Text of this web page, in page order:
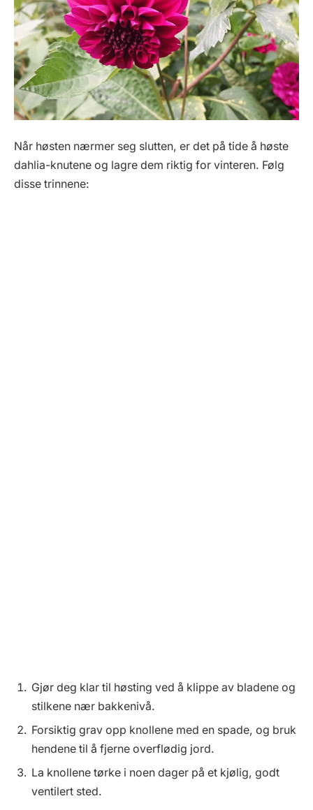
Når høsten nærmer seg slutten, er det på tide å høste
dahlia-knutene og lagre dem riktig for vinteren. Følg
disse trinnene:
Gjør deg klar til høsting ved å klippe av bladene og
stilkene nær bakkenivå.
Forsiktig grav opp knollene med en spade, og bruk
hendene til å fjerne overflødig jord.
La knollene tørke i noen dager på et kjølig, godt
ventilert sted.